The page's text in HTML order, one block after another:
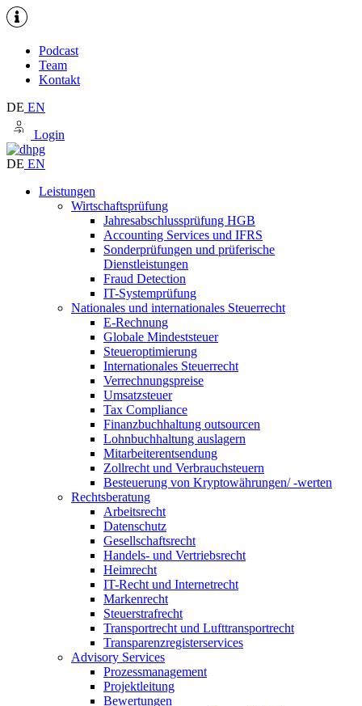
Podcast
Team
Kontakt
DE EN
Login
DE EN
Leistungen
Wirtschaftsprüfung
Jahresabschlussprüfung HGB
Accounting Services und IFRS
Sonderprüfungen und prüferische
Dienstleistungen
Fraud Detection
IT-Systemprüfung
Nationales und internationales Steuerrecht
E-Rechnung
Globale Mindeststeuer
Steueroptimierung
Internationales Steuerrecht
Verrechnungspreise
Umsatzsteuer
Tax Compliance
Finanzbuchhaltung outsourcen
Lohnbuchhaltung auslagern
Mitarbeiterentsendung
Zollrecht und Verbrauchsteuern
Besteuerung von Kryptowährungen/ -werten
Rechtsberatung
Arbeitsrecht
Datenschutz
Gesellschaftsrecht
Handels- und Vertriebsrecht
Heimrecht
IT-Recht und Internetrecht
Markenrecht
Steuerstrafrecht
Transportrecht und Lufttransportrecht
Transparenzregisterservices
Advisory Services
Prozessmanagement
Projektleitung
Bewertungen